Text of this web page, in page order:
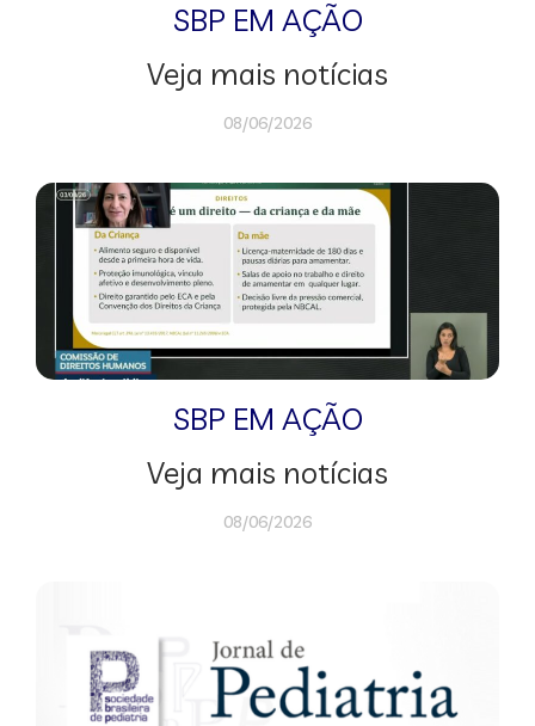
SBP EM AÇÃO
Veja mais notícias
08/06/2026
SBP EM AÇÃO
Veja mais notícias
08/06/2026